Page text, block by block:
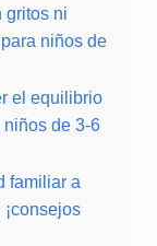
gritos ni
niños de
el equilibrio
de 3-6
familiar a